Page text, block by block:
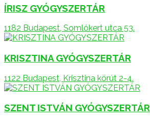
ÍRISZ GYÓGYSZERTÁR
1182 Budapest, Somlókert utca 53.
KRISZTINA GYÓGYSZERTÁR
1122 Budapest, Krisztina körút 2-4.
SZENT ISTVÁN GYÓGYSZERTÁR